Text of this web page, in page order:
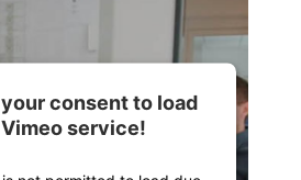
consent to load
service!